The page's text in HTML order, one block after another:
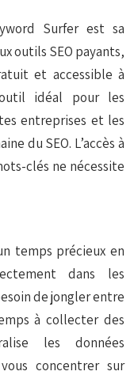
Surfer est sa
outils SEO payants,
et accessible à
idéal pour les
entreprises et les
du SEO. L’accès à
clés ne nécessite
temps précieux en
dans les
de jongler entre
à collecter des
les données
concentrer sur